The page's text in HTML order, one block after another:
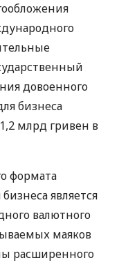
довоенного
бизнеса
млрд гривен в
формата
является
валютного
маяков
расширенного